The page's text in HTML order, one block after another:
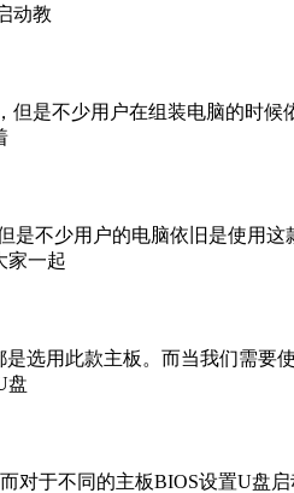
动教
是不少用户在组装电脑的时
不少用户的电脑依旧是使用
家一起
选用此款主板。而当我们需要
盘
对于不同的主板BIOS设置U盘